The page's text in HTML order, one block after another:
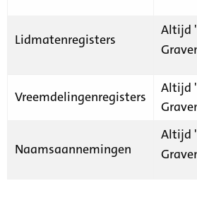
Lidmatenregisters
Altijd
Vreemdelingenregisters
Altijd
Naamsaannemingen
Altijd